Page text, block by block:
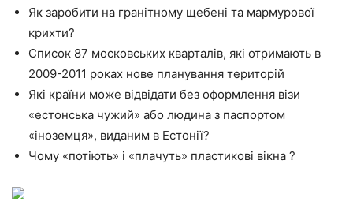
Як заробити на гранітному щебені та мармурової
крихти?
Список 87 московських кварталів, які отримають в
2009-2011 роках нове планування територій
Які країни може відвідати без оформлення візи
«естонська чужий» або людина з паспортом
«іноземця», виданим в Естонії?
Чому «потіють» і «плачуть» пластикові вікна ?